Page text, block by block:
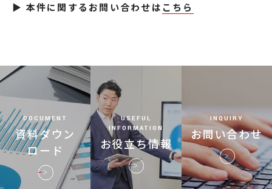
▶ 本件に関するお問い合わせは こちら
DOCUMENT
資料ダウン
ロード
USEFUL
INFORMATION
お役立ち情報
INQUIRY
お問い合わせ